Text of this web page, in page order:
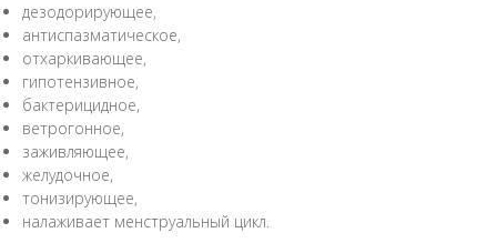
дезодорирующее,
антиспазматическое,
отхаркивающее,
гипотензивное,
бактерицидное,
ветрогонное,
заживляющее,
желудочное,
тонизирующее,
налаживает менструальный цикл.